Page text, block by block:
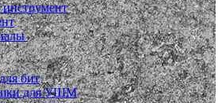
бит
для УШМ